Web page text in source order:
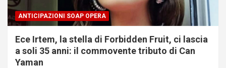
ANTICIPAZIONI SOAP OPERA
Ece Irtem, la stella di Forbidden Fruit, ci lascia
a soli 35 anni: il commovente tributo di Can
Yaman